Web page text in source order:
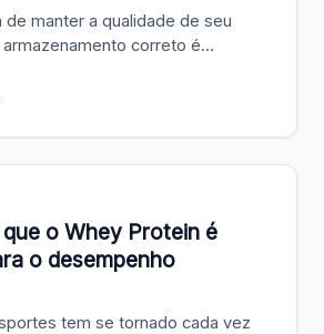
de manter a qualidade de seu
correto é...
o Whey Protein é
o desempenho
tem se tornado cada vez